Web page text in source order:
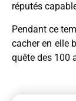
réputés
Pendant ce
cacher en elle
quête des 100